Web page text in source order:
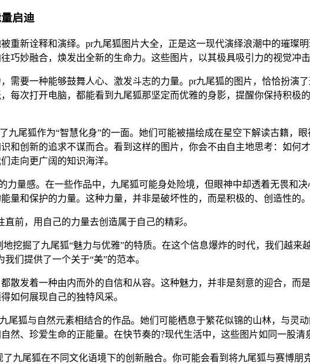
启迪
重新诠释和演绎。pr九尾狐图片大全，正是这一现代演绎浪潮中的璀璨
巧妙融合，焕发出全新的生命力。这些图片，以其极具吸引力的视觉冲
需要一种能够鼓舞人心、激发斗志的力量。pr九尾狐的图片，恰恰扮演
每次打开电脑，都能看到九尾狐那坚定而优雅的身影，提醒你保持积
九尾狐作为“智慧化身”的一面。她们可能被描绘成在星空下解读古籍，
和创新的追求不谋而合。看到这样的图片，你会不由自主地思考：如何
走向更广阔的知识海洋。
力量感。在一些作品中，九尾狐可能身处险境，但眼神中却透着无畏和
量和保护的力量。这种力量，并非是破坏性的，而是积极的、创造性的。
前，用自己的力量去创造属于自己的精彩。
挖掘了九尾狐“魅力与优雅”的特质。在这个信息爆炸的时代，我们越
们提供了一个关于“美”的范本。
散发着一种由内而外的自信和从容。这种魅力，并非是刻意的迎合，
如何展现自己的独特风采。
尾狐与自然元素相结合的作品。她们可能栖息于繁花似锦的山林，与灵
然、珍爱生命的正能量。在快节奏的?现代生活中，这些图片如同一股
九尾狐在不同文化语境下的创新融合。你可能会看到将九尾狐与赛博